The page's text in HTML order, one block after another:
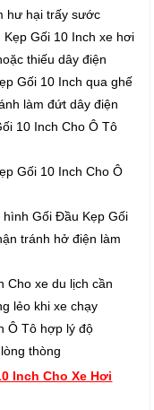
hư hại trấy sước
Gối 10 Inch xe hơi
thiếu dây điện
Gối 10 Inch qua ghế
làm đứt dây điện
10 Inch Cho Ô Tô
Gối 10 Inch Cho Ô
Gối Đầu Kẹp Gối
tránh hở điện làm
xe du lịch cần
lẻo khi xe chạy
Tô hợp lý độ
thòng
Inch Cho Xe Hơi